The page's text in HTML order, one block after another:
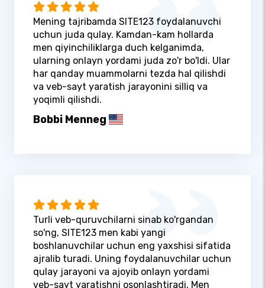
Mening tajribamda SITE123 foydalanuvchi
uchun juda qulay. Kamdan-kam hollarda
men qiyinchiliklarga duch kelganimda,
ularning onlayn yordami juda zo'r bo'ldi. Ular
har qanday muammolarni tezda hal qilishdi
va veb-sayt yaratish jarayonini silliq va
yoqimli qilishdi.
Bobbi Menneg
Turli veb-quruvchilarni sinab ko'rgandan
so'ng, SITE123 men kabi yangi
boshlanuvchilar uchun eng yaxshisi sifatida
ajralib turadi. Uning foydalanuvchilar uchun
qulay jarayoni va ajoyib onlayn yordami
veb-sayt yaratishni osonlashtiradi. Men